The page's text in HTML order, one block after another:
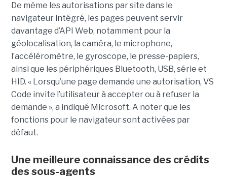
De même les autorisations par site dans le
navigateur intégré, les pages peuvent servir
davantage d’API Web, notamment pour la
géolocalisation, la caméra, le microphone,
l’accéléromètre, le gyroscope, le presse-papiers,
ainsi que les périphériques Bluetooth, USB, série et
HID. « Lorsqu’une page demande une autorisation, VS
Code invite l’utilisateur à accepter ou à refuser la
demande », a indiqué Microsoft. A noter que les
fonctions pour le navigateur sont activées par
défaut.
Une meilleure connaissance des crédits
des sous-agents